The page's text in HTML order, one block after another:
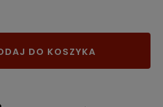
DO KOSZYKA